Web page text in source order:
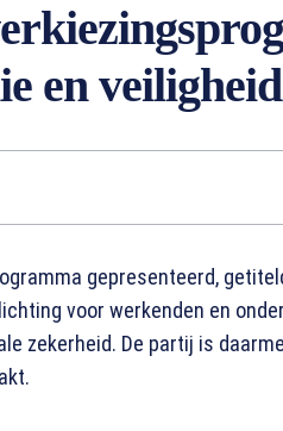
en veiligheid
gepresenteerd,
voor werkenden en
zekerheid. De partij is